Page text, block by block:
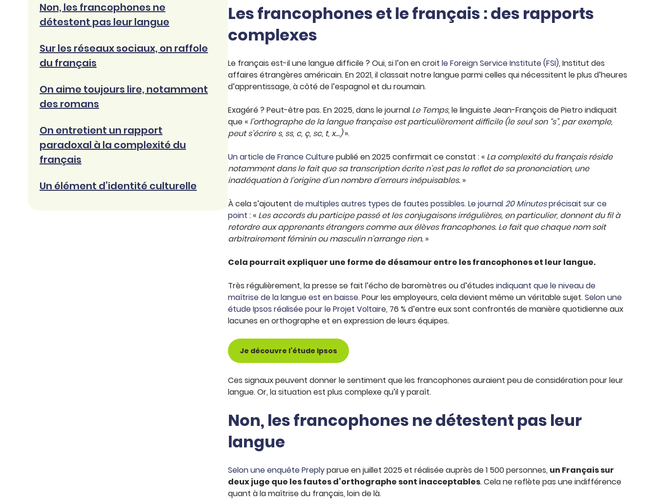
Non, les francophones ne
détestent pas leur langue
Sur les réseaux sociaux, on raffole
du français
On aime toujours lire, notamment
des romans
On entretient un rapport
paradoxal à la complexité du
français
Un élément d’identité culturelle
Les francophones et le français : des rapports
complexes
Le français est-il une langue difficile ? Oui, si l’on en croit le Foreign Service Institute (FSI), Institut des
affaires étrangères américain. En 2021, il classait notre langue parmi celles qui nécessitent le plus d’heures
d’apprentissage, à côté de l’espagnol et du roumain.
Exagéré ? Peut-être pas. En 2025, dans le journal Le Temps, le linguiste Jean-François de Pietro indiquait
que « l’orthographe de la langue française est particulièrement difficile (le seul son “s”, par exemple,
peut s’écrire s, ss, c, ç, sc, t, x…)».
Un article de France Culturepublié en 2025 confirmait ce constat : « La complexité du français réside
notamment dans le fait que sa transcription écrite n’est pas le reflet de sa prononciation, une
inadéquation à l’origine d’un nombre d’erreurs inépuisables.»
À cela s’ajoutent de multiples autres types de fautes possibles.Le journal20 Minutesprécisait sur ce
point : « Les accords du participe passé et les conjugaisons irrégulières, en particulier, donnent du fil à
retordre aux apprenants étrangers comme aux élèves francophones. Le fait que chaque nom soit
arbitrairement féminin ou masculin n’arrange rien.»
Cela pourrait expliquer une forme de désamour entre les francophones et leur langue.
Très régulièrement, la presse se fait l’écho de baromètres ou d’études indiquant que le niveau de
maîtrise de la langue est en baisse. Pour les employeurs, cela devient même un véritable sujet.Selon une
étude Ipsos réalisée pour le Projet Voltaire, 76 % d’entre eux sont confrontés de manière quotidienne aux
lacunes en orthographe et en expression de leurs équipes.
Je découvre l’étude Ipsos
Ces signaux peuvent donner le sentiment que les francophones auraient peu de considération pour leur
langue. Or, la situation est plus complexe qu’il y paraît.
Non, les francophones ne détestent pas leur
langue
Selon une enquête Preplyparue en juillet 2025 et réalisée auprès de 1 500 personnes, un Français sur
deux juge que les fautes d’orthographe sont inacceptables. Cela ne reflète pas une indifférence
quant à la maîtrise du français, loin de là.